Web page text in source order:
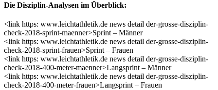
Die Disziplin-Analysen im Überblick:
<link https: www.leichtathletik.de news detail der-grosse-disziplin-
check-2018-sprint-maenner>Sprint – Männer
<link https: www.leichtathletik.de news detail der-grosse-disziplin-
check-2018-sprint-frauen>Sprint – Frauen
<link https: www.leichtathletik.de news detail der-grosse-disziplin-
check-2018-400-meter-maenner>Langsprint – Männer
<link https: www.leichtathletik.de news detail der-grosse-disziplin-
check-2018-400-meter-frauen>Langsprint – Frauen